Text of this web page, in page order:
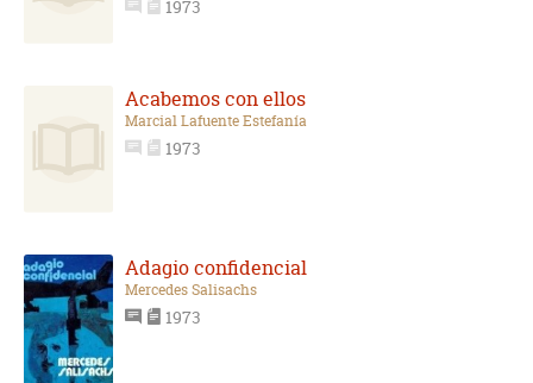
1973
Acabemos con ellos
Marcial Lafuente Estefanía
1973
Adagio confidencial
Mercedes Salisachs
1973